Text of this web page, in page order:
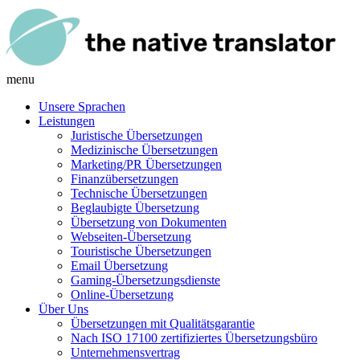
menu
Unsere Sprachen
Leistungen
Juristische Übersetzungen
Medizinische Übersetzungen
Marketing/PR Übersetzungen
Finanzübersetzungen
Technische Übersetzungen
Beglaubigte Übersetzung
Übersetzung von Dokumenten
Webseiten-Übersetzung
Touristische Übersetzungen
Email Übersetzung
Gaming-Übersetzungsdienste
Online-Übersetzung
Über Uns
Übersetzungen mit Qualitätsgarantie
Nach ISO 17100 zertifiziertes Übersetzungsbüro
Unternehmensvertrag